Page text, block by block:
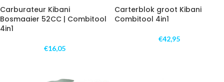
Carburateur Kibani
Bosmaaier 52CC | Combitool
4in1
€16,05
Carterblok groot Kibani
Combitool 4in1
€42,95